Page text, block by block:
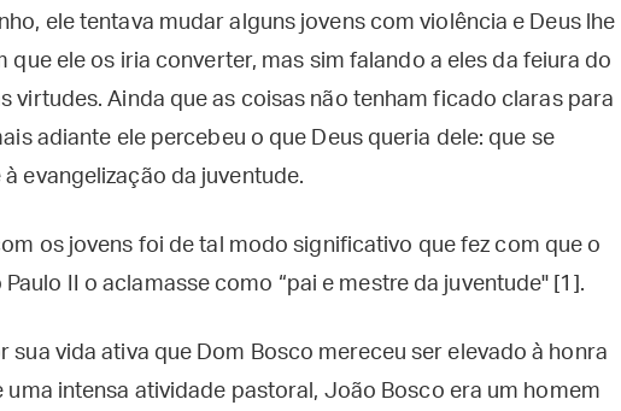
ele tentava mudar alguns jovens com violência e Deus lhe
que ele os iria converter, mas sim falando a eles da feiura do
virtudes. Ainda que as coisas não tenham ficado claras para
adiante ele percebeu o que Deus queria dele: que se
evangelização da juventude.
os jovens foi de tal modo significativo que fez com que o
II o aclamasse como “pai e mestre da juventude" [1].
sua vida ativa que Dom Bosco mereceu ser elevado à honra
uma intensa atividade pastoral, João Bosco era um homem